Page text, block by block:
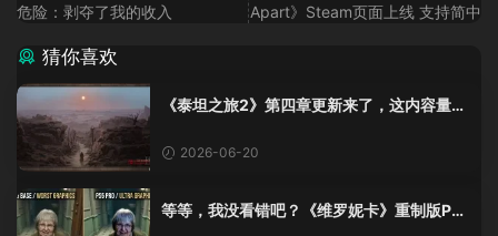
危险：剥夺了我的收入
Apart》Steam页面上线 支持简中
猜你喜欢
《泰坦之旅2》第四章更新来了，这内容量感
2026-06-20
等等，我没看错吧？《维罗妮卡》重制版PS